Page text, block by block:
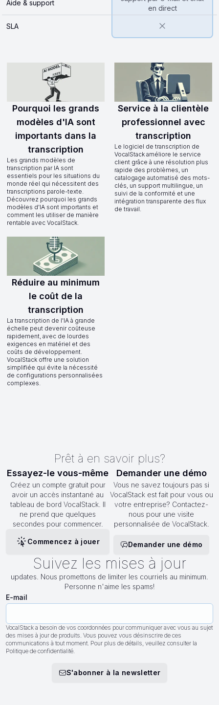
Aide & support
en direct
SLA
Pourquoi les grands
modèles d'IA sont
importants dans la
transcription
Les grands modèles de
transcription par IA sont
essentiels pour les situations du
monde réel qui nécessitent des
transcriptions parole-texte.
Découvrez pourquoi les grands
modèles d'IA sont importants et
comment les utiliser de manière
rentable avec VocalStack.
Service à la clientèle
professionnel avec
transcription
Le logiciel de transcription de
VocalStack améliore le service
client grâce à une résolution plus
rapide des problèmes, un
catalogage automatisé des mots-
clés, un support multilingue, un
suivi de la conformité et une
intégration transparente des flux
de travail.
Réduire au minimum
le coût de la
transcription
La transcription de l'IA à grande
échelle peut devenir coûteuse
rapidement, avec de lourdes
exigences en matériel et des
coûts de développement.
VocalStack offre une solution
simplifiée qui évite la nécessité
de configurations personnalisées
complexes.
Prêt à en savoir plus?
Essayez-le vous-même
Créez un compte gratuit pour
avoir un accès instantané au
tableau de bord VocalStack. Il
ne prend que quelques
secondes pour commencer.
Commencez à jouer
Demander une démo
Vous ne savez toujours pas si
VocalStack est fait pour vous ou
votre entreprise? Contactez-
nous pour une visite
personnalisée de VocalStack.
Demander une démo
E-mail
VocalStack a besoin de vos coordonnées pour communiquer avec vous au sujet
des mises à jour de produits. Vous pouvez vous désinscrire de ces
communications à tout moment. Pour plus de détails, veuillez consulter la
Politique de confidentialité.
S'abonner à la newsletter
Suivez les mises à jour
updates. Nous promettons de limiter les courriels au minimum.
Personne n'aime les spams!